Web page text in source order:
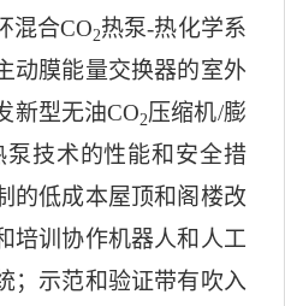
混合CO2热泵-热化学系
动膜能量交换器的室外
新型无油CO2压缩机/膨
泵技术的性能和安全措
的低成本屋顶和阁楼改
培训协作机器人和人工
；示范和验证带有吹入